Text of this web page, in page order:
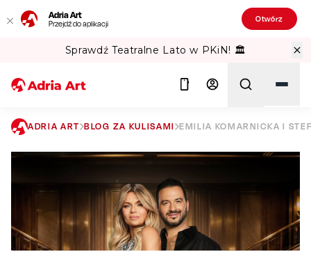
Adria Art
Przejdź do aplikacji Otwórz
Sprawdź Teatralne Lato w PKiN! 🏛️
Szukaj
ADRIA ART BLOG ZA KULISAMI EMILIA KOMARNICKA I